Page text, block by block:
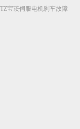
宝茨伺服电机刹车故障